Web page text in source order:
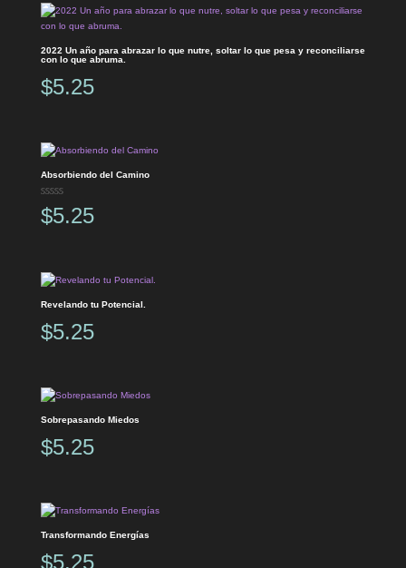
2022 Un año para abrazar lo que nutre, soltar lo que pesa y reconciliarse
con lo que abruma.
$5.25
Absorbiendo del Camino
5.00
de 5
$5.25
Revelando tu Potencial.
$5.25
Sobrepasando Miedos
$5.25
Transformando Energías
$5.25